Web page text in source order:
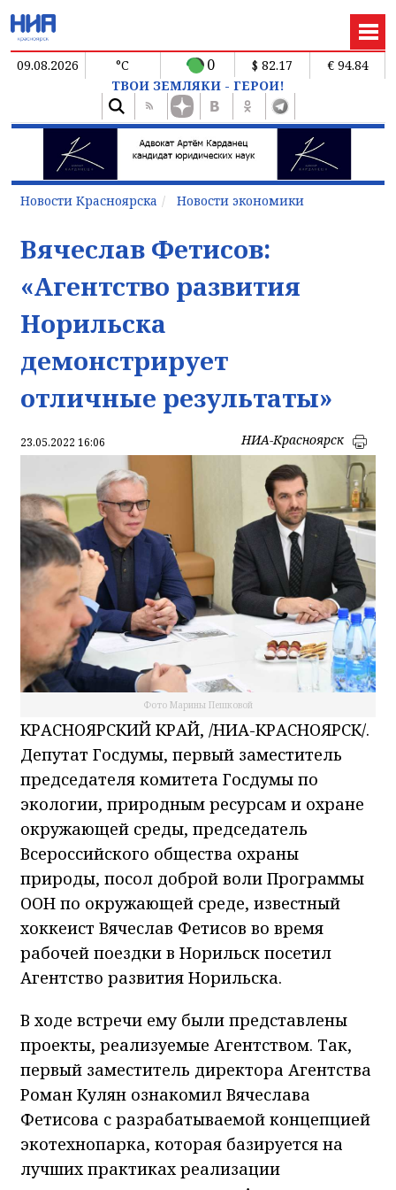
09.08.2026 °C 0 $ 82.17
€ 94.84
ТВОИ ЗЕМЛЯКИ - ГЕРОИ!
Новости Красноярска Новости экономики
Вячеслав Фетисов:
«Агентство развития
Норильска
демонстрирует
отличные результаты»
23.05.2022 16:06 НИА-Красноярск
Фото Марины Пешковой
КРАСНОЯРСКИЙ КРАЙ, /НИА-КРАСНОЯРСК/.
Депутат Госдумы, первый заместитель
председателя комитета Госдумы по
экологии, природным ресурсам и охране
окружающей среды, председатель
Всероссийского общества охраны
природы, посол доброй воли Программы
ООН по окружающей среде, известный
хоккеист Вячеслав Фетисов во время
рабочей поездки в Норильск посетил
Агентство развития Норильска.
В ходе встречи ему были представлены
проекты, реализуемые Агентством. Так,
первый заместитель директора Агентства
Роман Кулян ознакомил Вячеслава
Фетисова с разрабатываемой концепцией
экотехнопарка, которая базируется на
лучших практиках реализации